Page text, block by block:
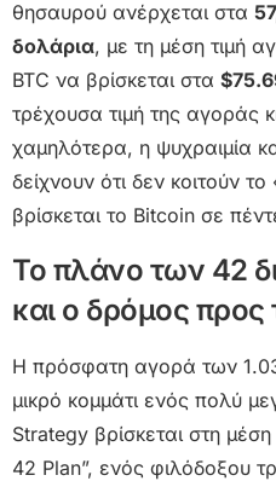
θησαυρού ανέρχεται στα
δολάρια, με τη μέση τιμή
BTC να βρίσκεται στα
τρέχουσα τιμή της αγοράς
χαμηλότερα, η ψυχραιμία
δείχνουν ότι δεν κοιτούν
βρίσκεται το Bitcoin σε
Το πλάνο των 42
και ο δρόμος προς
Η πρόσφατη αγορά των
μικρό κομμάτι ενός πολύ
Strategy βρίσκεται στη
42 Plan”, ενός φιλόδοξου